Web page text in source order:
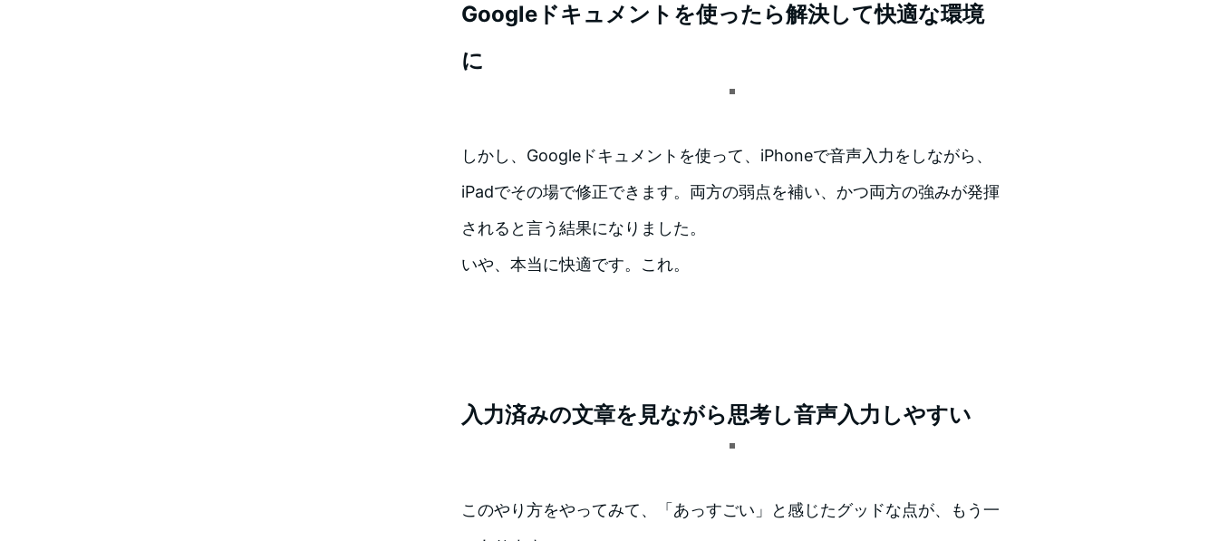
Googleドキュメントを使ったら解決して快適な環境
に
しかし、Googleドキュメントを使って、iPhoneで音声入力をしながら、
iPadでその場で修正できます。両方の弱点を補い、かつ両方の強みが発揮
されると言う結果になりました。
いや、本当に快適です。これ。
入力済みの文章を見ながら思考し音声入力しやすい
このやり方をやってみて、「あっすごい」と感じたグッドな点が、もう一